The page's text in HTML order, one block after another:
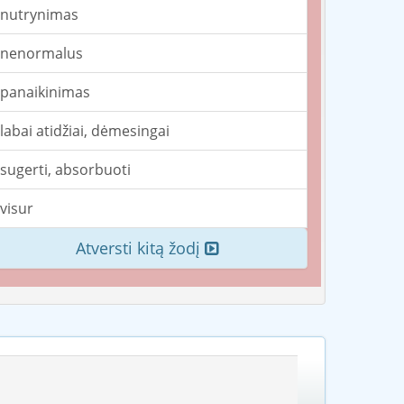
nutrynimas
nenormalus
panaikinimas
labai atidžiai, dėmesingai
sugerti, absorbuoti
visur
Atversti kitą žodį